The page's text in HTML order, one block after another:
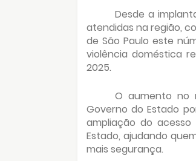
Desde a
atendidas na região,
de São Paulo este
violência doméstica
2025.
O aumento no
Governo do Estado
ampliação do
Estado, ajudando
mais segurança.